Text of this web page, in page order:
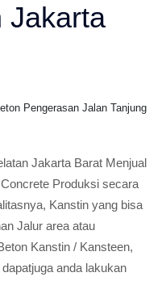
Jakarta
Pengerasan Jalan Tanjung
Jakarta Barat Menjual
Produksi secara
Kanstin yang bisa
Jalur area atau
Kanstin / Kansteen,
anda lakukan